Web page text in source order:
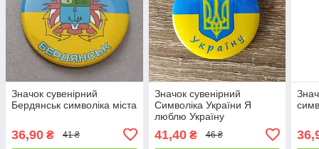
Значок сувенірний
Бердянськ символіка міста
36,90 ₴ 41 ₴
Значок сувенірний
Символіка України Я
люблю Україну
41,40₴ 46 ₴